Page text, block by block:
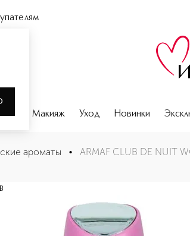
Макияж Уход Новинки
для тела
ароматы • ARMAF CLUB DE NUIT